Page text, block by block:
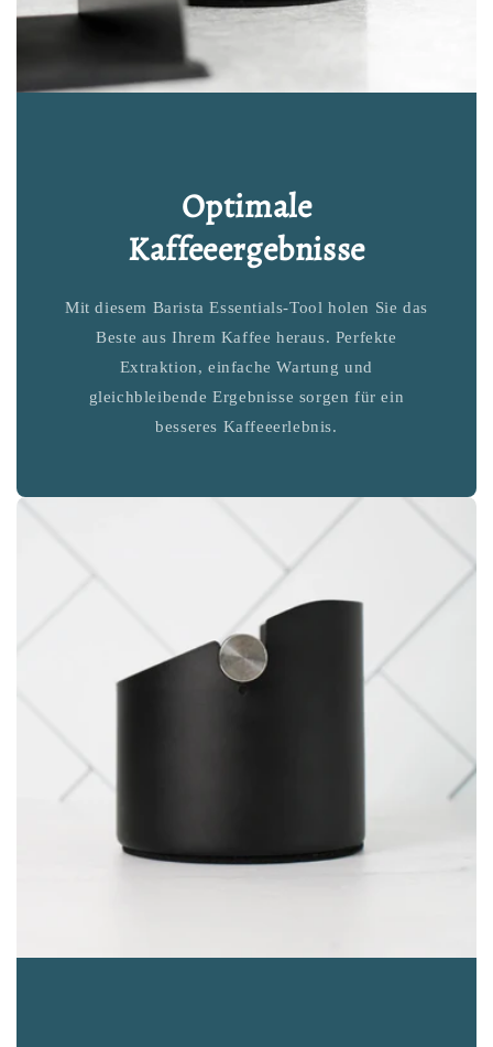
Optimale
Kaffeeergebnisse
Mit diesem Barista Essentials-Tool holen Sie das
Beste aus Ihrem Kaffee heraus. Perfekte
Extraktion, einfache Wartung und
gleichbleibende Ergebnisse sorgen für ein
besseres Kaffeeerlebnis.